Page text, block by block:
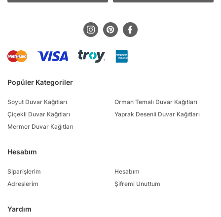
Popüler Kategoriler
Soyut Duvar Kağıtları
Çiçekli Duvar Kağıtları
Mermer Duvar Kağıtları
Orman Temalı Duvar Kağıtları
Yaprak Desenli Duvar Kağıtları
Hesabım
Siparişlerim
Adreslerim
Hesabım
Şifremi Unuttum
Yardım